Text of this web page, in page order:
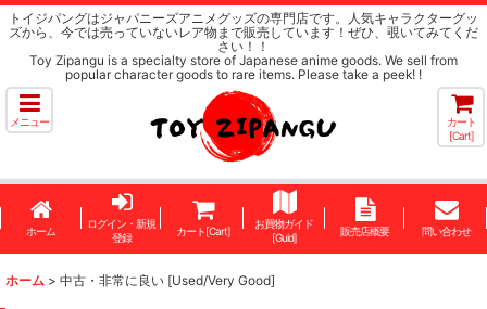
トイジパングはジャパニーズアニメグッズの専門店です。人気キャラクターグッ
ズから、今では売っていないレア物まで販売しています！ぜひ、覗いてみてくだ
さい！！
Toy Zipangu is a specialty store of Japanese anime goods. We sell from
popular character goods to rare items. Please take a peek! !
メニュー
カート
[Cart]
ホーム
ログイン・新規
登録
カート[Cart]
お買物ガイド
[Guid]
販売店概要 問い合わせ
ホーム > 中古・非常に良い [Used/Very Good]